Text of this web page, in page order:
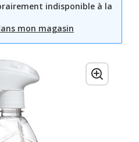
indisponible à la
mon magasin